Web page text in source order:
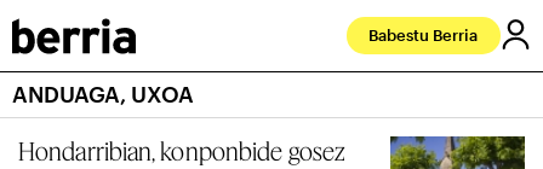
Babestu Berria
ANDUAGA, UXOA
Hondarribian, konponbide gosez